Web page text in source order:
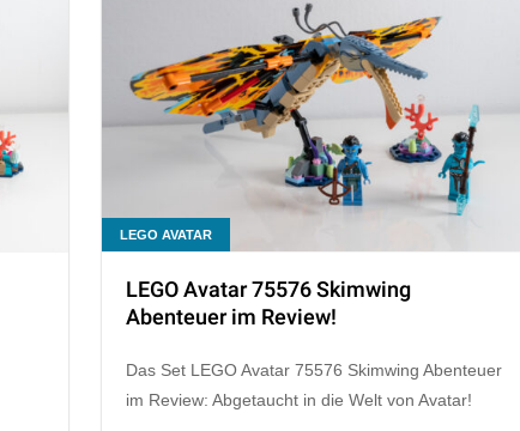
LEGO AVATAR
LEGO Avatar 75576 Skimwing
Abenteuer im Review!
Das Set LEGO Avatar 75576 Skimwing Abenteuer
im Review: Abgetaucht in die Welt von Avatar!